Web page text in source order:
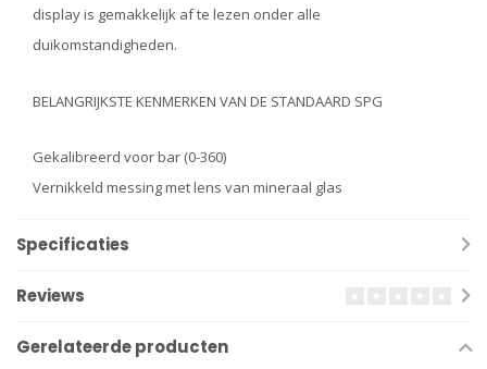
display is gemakkelijk af te lezen onder alle
duikomstandigheden.
BELANGRIJKSTE KENMERKEN VAN DE STANDAARD SPG
Gekalibreerd voor bar (0-360)
Vernikkeld messing met lens van mineraal glas
Specificaties
Reviews
Gerelateerde producten